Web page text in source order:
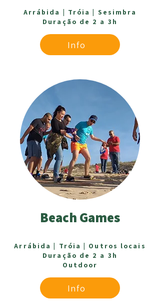
Arrábida | Tróia | Sesimbra
Duração de 2 a 3h
Info
Beach Games
Arrábida | Tróia | O utros locais
Duração de 2 a 3h
Outdoor
Info